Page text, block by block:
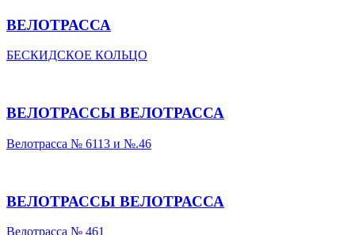
ВЕЛОТРАССА
БЕСКИДСКОЕ КОЛЬЦО
ВЕЛОТРАССЫ ВЕЛОТРАССА
Велотрасса № 6113 и №.46
ВЕЛОТРАССЫ ВЕЛОТРАССА
Велотрасса № 461